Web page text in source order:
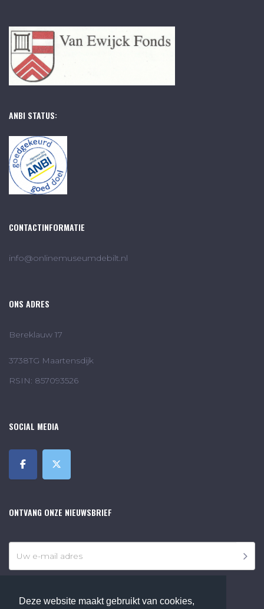
Deze website maakt gebruikt van cookies,
ANBI STATUS:
CONTACTINFORMATIE
info@onlinemuseumdebilt.nl
ONS ADRES
Bereklauw 17
3738TG Maartensdijk
RSIN: 857093526
SOCIAL MEDIA
ONTVANG ONZE NIEUWSBRIEF